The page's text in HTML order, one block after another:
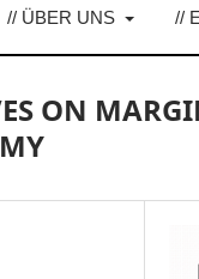
// ÜBER UNS //
ON